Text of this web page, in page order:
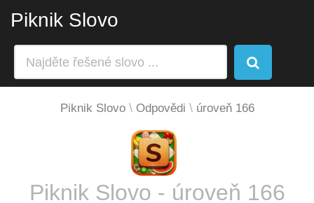
Piknik Slovo
Piknik Slovo Odpovědi úroveň 166
Piknik Slovo - úroveň 166